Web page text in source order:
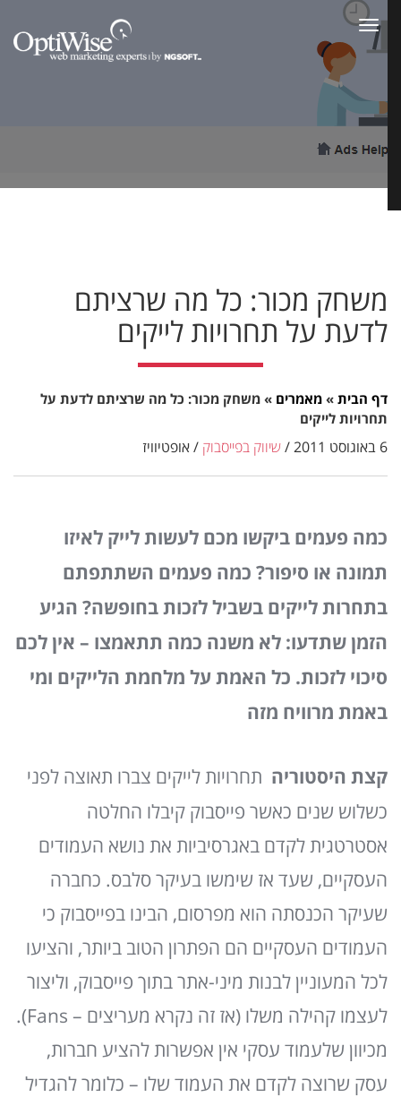
Toggle
navigation
משחק מכור: כל מה שרציתם
לדעת על תחרויות לייקים
דף הבית» מאמרים» משחק מכור: כל מה שרציתם לדעת על
תחרויות לייקים
/ שיווק בפייסבוק / אופטיוויז
כמה פעמים ביקשו מכם לעשות לייק לאיזו
תמונה או סיפור? כמה פעמים השתתפתם
בתחרות לייקים בשביל לזכות בחופשה? הגיע
הזמן שתדעו: לא משנה כמה תתאמצו – אין לכם
סיכוי לזכות. כל האמת על מלחמת הלייקים ומי
באמת מרוויח מזה
קצת היסטוריהתחרויות לייקים צברו תאוצה לפני
כשלוש שנים כאשר פייסבוק קיבלו החלטה
אסטרטגית לקדם באגרסיביות את נושא העמודים
העסקיים, שעד אז שימשו בעיקר סלבס. כחברה
שעיקר הכנסתה הוא מפרסום, הבינו בפייסבוק כי
העמודים העסקיים הם הפתרון הטוב ביותר, והציעו
לכל המעוניין לבנות מיני-אתר בתוך פייסבוק, וליצור
לעצמו קהילה משלו (אז זה נקרא מעריצים – Fans).
מכיוון שלעמוד עסקי אין אפשרות להציע חברות,
עסק שרוצה לקדם את העמוד שלו – כלומר להגדיל